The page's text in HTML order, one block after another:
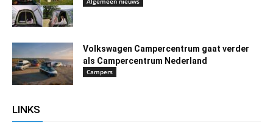
Volkswagen Campercentrum gaat verder
als Campercentrum Nederland
Campers
LINKS